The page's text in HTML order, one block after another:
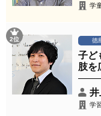
学
2位 徳
子ど
肢を
学